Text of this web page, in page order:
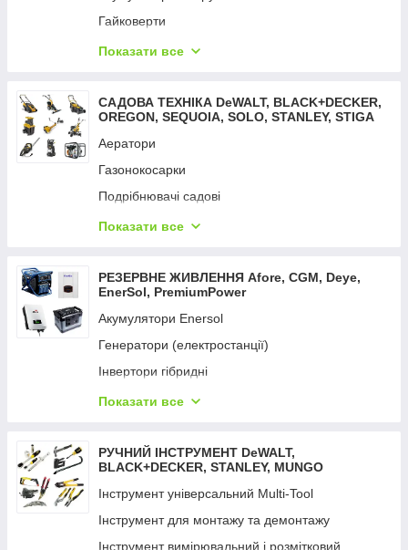
Гайковерти
Дрилі — шурупокрути
Детектори тепла
Зарядні пристрої
Вимірювальні інструменти
Фарбопульти
Відбійні молотки
Мультифункційний інструмент
Перфоратори
Пили
Пістолети цвяхозабивні та скобозабивні
Пістолети гарячого повітря
Пістолети клейові
Підіймач вакуумний
Пилососи
Радіоприймачі промислові
Показати все
САДОВА ТЕХНІКА DeWALT, BLACK+DECKER,
OREGON, SEQUOIA, SOLO, STANLEY, STIGA
Аератори
Газонокосарки
Подрібнювачі садові
Кущорізи та ножиці
Мийки високого тиску
Мотопомпи
Насоси поверхневі
Насоси заглибні
Опрыскиватели
Обладнання для поливання UNIFLEX
Підмітальні машини
Пилососи садові
Райдери
Розкидачі добрив
Показати все
РЕЗЕРВНЕ ЖИВЛЕННЯ Aforе, CGM, Deye,
EnerSol, PremiumPower
Акумулятори Enersol
Генератори (електростанції)
Інвертори гібридні
Портативний зарядний пристрій
Сетевые удлинители
Показати все
РУЧНИЙ ІНСТРУМЕНТ DeWALT,
BLACK+DECKER, STANLEY, MUNGO
Інструмент універсальний Multi-Tool
Інструмент для монтажу та демонтажу
Інструмент вимірювальний і розмітковий